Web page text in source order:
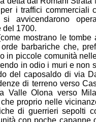
per i traffici commerciali
si avvicendarono
del 1700.
mostrano le
barbariche che,
in piccole comunità
in odio i muri e non
del caposaldo di via
di terreno verso
Valle Olona verso
proprio nelle
di guerrieri sepolti
con poche capanne